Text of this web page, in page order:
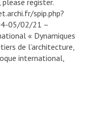
register.
spip.php?
05/02/21 –
« Dynamiques
de l’architecture,
international,